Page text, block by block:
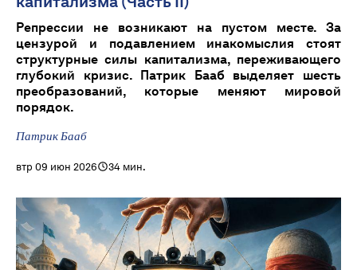
Репрессии не возникают на пустом месте. За
цензурой и подавлением инакомыслия стоят
структурные силы капитализма, переживающего
глубокий кризис. Патрик Бааб выделяет шесть
преобразований, которые меняют мировой
порядок.
Патрик Бааб
втр 09 июн 2026 34 мин.